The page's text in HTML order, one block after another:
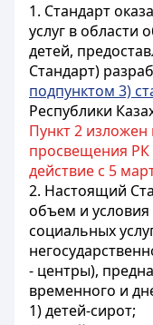
1. Стандарт
услуг в области
детей,
Стандарт)
подпунктом 3)
Республики
Пункт 2 изложен
просвещения РК
действие с 5
2. Настоящий
объем и
социальных
- центры),
временного и
1) детей-сирот;